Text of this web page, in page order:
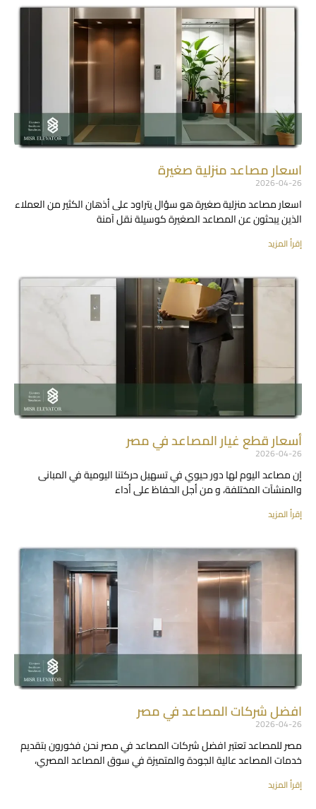
اسعار مصاعد منزلية صغيرة
2026-04-26
اسعار مصاعد منزلية صغيرة هو سؤال يتراود على أذهان الكثير من العملاء
الذين يبحثون عن المصاعد الصغيرة كوسيلة نقل آمنة
إقرأ المزيد
أسعار قطع غيار المصاعد في مصر
2026-04-26
إن مصاعد اليوم لها دور حيوي في تسهيل حركتنا اليومية في المبانى
والمنشآت المختلفة، و من أجل الحفاظ على أداء
إقرأ المزيد
افضل شركات المصاعد في مصر
2026-04-26
مصر للمصاعد تعتبر افضل شركات المصاعد في مصر نحن فخورون بتقديم
خدمات المصاعد عالية الجودة والمتميزة في سوق المصاعد المصري،
إقرأ المزيد